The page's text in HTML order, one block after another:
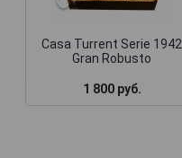
Casa Turrent Serie 1942
Gran Robusto
1 800 руб.